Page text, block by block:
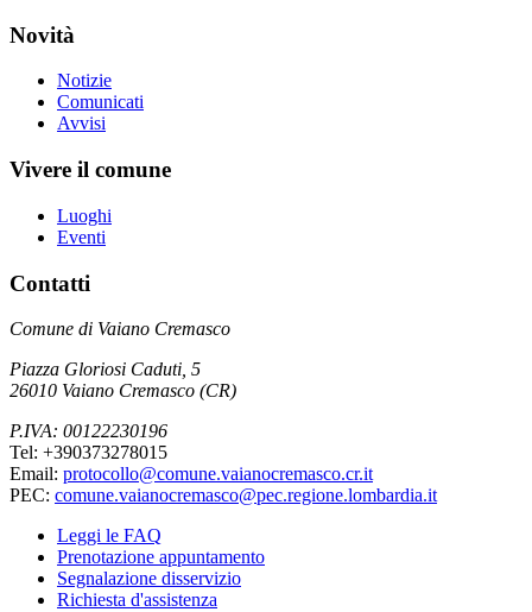
Novità
Notizie
Comunicati
Avvisi
Vivere il comune
Luoghi
Eventi
Contatti
Comune di Vaiano Cremasco
Piazza Gloriosi Caduti, 5
26010 Vaiano Cremasco (CR)
P.IVA: 00122230196
Tel: +390373278015
Email: protocollo@comune.vaianocremasco.cr.it
PEC: comune.vaianocremasco@pec.regione.lombardia.it
Leggi le FAQ
Prenotazione appuntamento
Segnalazione disservizio
Richiesta d'assistenza